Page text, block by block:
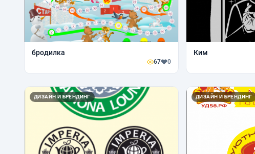
бродилка
67 0
Ким
ДИЗАЙН И БРЕНДИНГ ДИЗАЙН И БРЕНДИНГ